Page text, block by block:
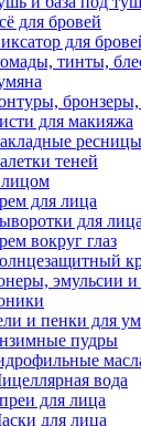
для бровей
для
тинты,
для макияжа
теней
лицом
для лица
для лица
вокруг глаз
эмульсии и
и пенки для
пудры
вода
для лица
для лица